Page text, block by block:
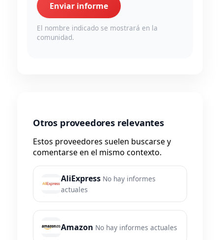
Enviar informe
El nombre indicado se mostrará en la
comunidad.
Otros proveedores relevantes
Estos proveedores suelen buscarse y
comentarse en el mismo contexto.
AliExpress No hay informes
actuales
Amazon No hay informes actuales